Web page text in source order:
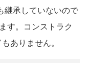
継承していないので
す。コンストラク
ありません。